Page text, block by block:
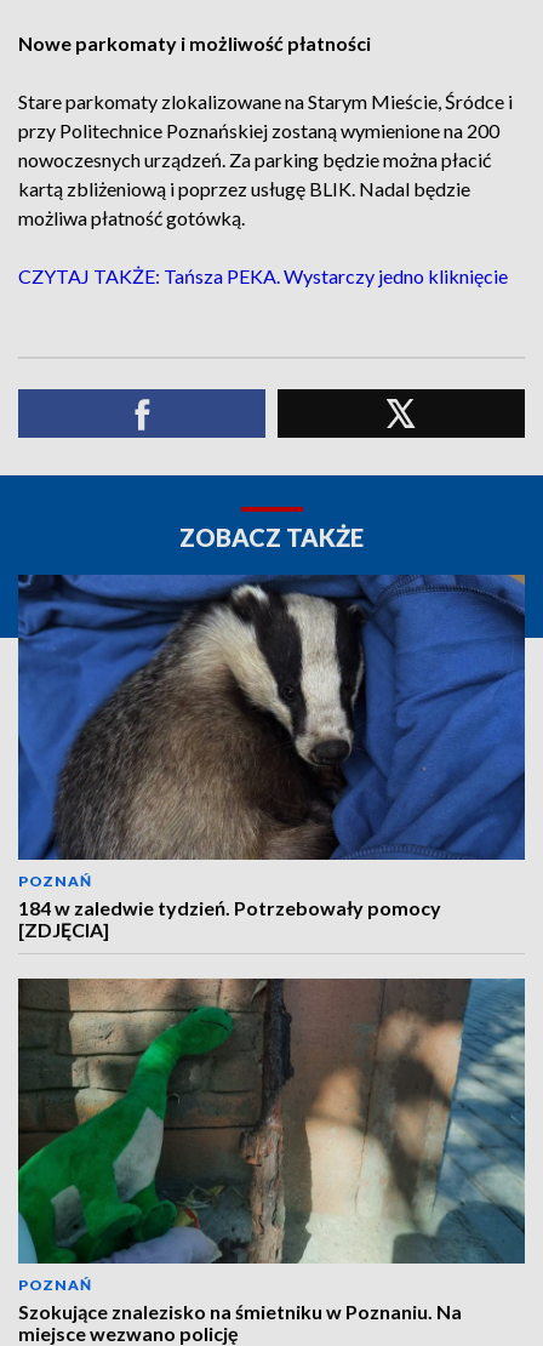
Nowe parkomaty i możliwość płatności
Stare parkomaty zlokalizowane na Starym Mieście, Śródce i
przy Politechnice Poznańskiej zostaną wymienione na 200
nowoczesnych urządzeń. Za parking będzie można płacić
kartą zbliżeniową i poprzez usługę BLIK. Nadal będzie
możliwa płatność gotówką.
CZYTAJ TAKŻE: Tańsza PEKA. Wystarczy jedno kliknięcie
ZOBACZ TAKŻE
POZNAŃ
184 w zaledwie tydzień. Potrzebowały pomocy
[ZDJĘCIA]
POZNAŃ
Szokujące znalezisko na śmietniku w Poznaniu. Na
miejsce wezwano policję